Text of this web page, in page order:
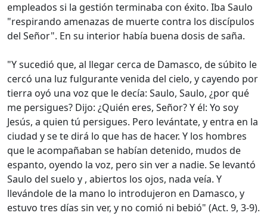
empleados si la gestión terminaba con éxito. Iba Saulo
"respirando amenazas de muerte contra los discípulos
del Señor". En su interior había buena dosis de saña.
"Y sucedió que, al llegar cerca de Damasco, de súbito le
cercó una luz fulgurante venida del cielo, y cayendo por
tierra oyó una voz que le decía: Saulo, Saulo, ¿por qué
me persigues? Dijo: ¿Quién eres, Señor? Y él: Yo soy
Jesús, a quien tú persigues. Pero levántate, y entra en la
ciudad y se te dirá lo que has de hacer. Y los hombres
que le acompañaban se habían detenido, mudos de
espanto, oyendo la voz, pero sin ver a nadie. Se levantó
Saulo del suelo y , abiertos los ojos, nada veía. Y
llevándole de la mano lo introdujeron en Damasco, y
estuvo tres días sin ver, y no comió ni bebió" (Act. 9, 3-9).